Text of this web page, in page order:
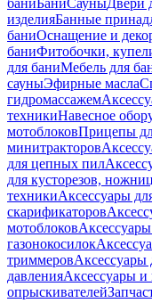
баниБаниСауныДвери
изделияБанные
баниОснащение и
баниФитобочки,
для баниМебель для
сауныЭфирные масла
гидромассажем
техникиНавесное
мотоблоковПрицепы
минитракторов
для цепных пил
для кусторезов,
техникиАксессуары
скарификаторов
мотоблоков
газонокосилок
триммеровАксессуары
давленияАксессуары
опрыскивателей